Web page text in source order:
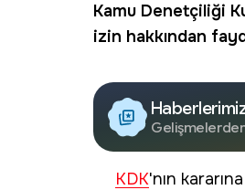
Kamu Denetçiliği
izin hakkından
KDK'nın